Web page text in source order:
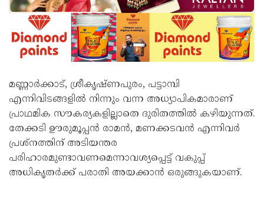
മണ്ണാര്‍ക്കാട്, ശ്രീകൃഷ്ണപുരം, പട്ടാമ്പി
എന്നിവിടങ്ങളില്‍ നിന്നും വന്ന അധ്യാപികമാരാണ്
പ്രാഥമിക സൗകര്യകളില്ലാതെ ദുരിതത്തില്‍ കഴിയുന്നത്.
തേക്കടി ഊരുമൂപ്പന്‍ രാമന്‍, മണക്കടവന്‍ എന്നിവര്‍
പ്രശ്‌നത്തിന് അടിയന്തര
പരിഹാരമുണ്ടാവണമെന്നാവശ്യപ്പെട്ട് വകുപ്പ്
അധികൃതര്‍ക്ക് പരാതി അയക്കാന്‍ ഒരുങ്ങുകയാണ്.